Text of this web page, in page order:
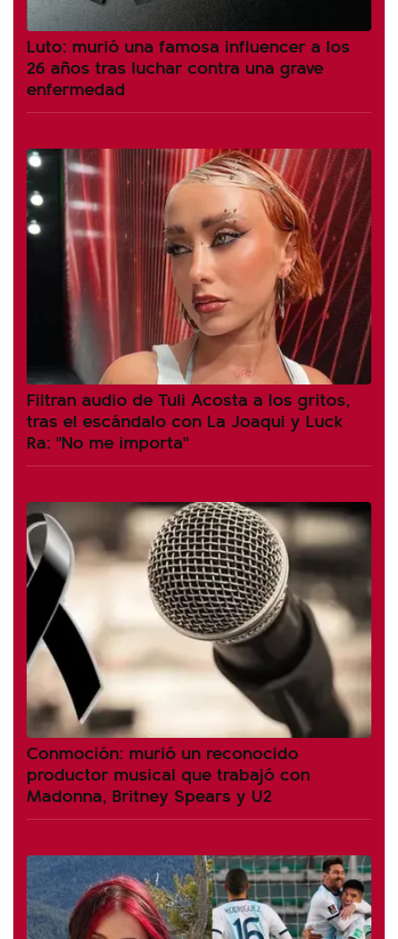
Luto: murió una famosa influencer a los
26 años tras luchar contra una grave
enfermedad
Filtran audio de Tuli Acosta a los gritos,
tras el escándalo con La Joaqui y Luck
Ra: "No me importa"
Conmoción: murió un reconocido
productor musical que trabajó con
Madonna, Britney Spears y U2